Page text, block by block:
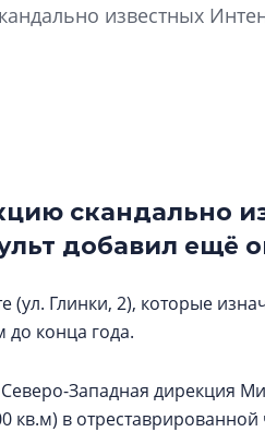
известных
скандально
добавил ещё
(ул. Глинки, 2), которые
до конца года.
Западная дирекция
кв.м) в отреставрированной